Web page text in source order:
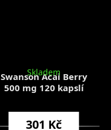
Swanson Acai Berry
500 mg 120 kapslí
Skladem
301 Kč